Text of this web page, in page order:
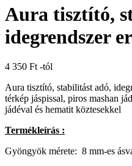
Aura tisztító,
idegrendszer
4 350 Ft -tól
Aura tisztító, stabilitást adó,
térkép jáspissal, piros mashan
jádéval és hematit köztesekkel
Termékleírás :
Gyöngyök mérete: 8 mm-es